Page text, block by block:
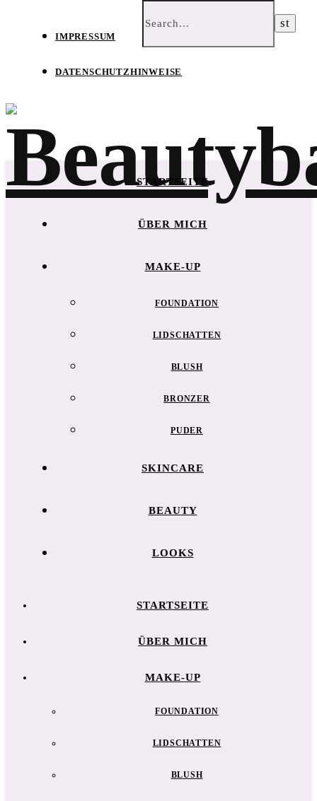
IMPRESSUM
DATENSCHUTZHINWEISE
STARTSEITE
ÜBER MICH
MAKE-UP
FOUNDATION
LIDSCHATTEN
BLUSH
BRONZER
PUDER
SKINCARE
BEAUTY
LOOKS
STARTSEITE
ÜBER MICH
MAKE-UP
FOUNDATION
LIDSCHATTEN
BLUSH